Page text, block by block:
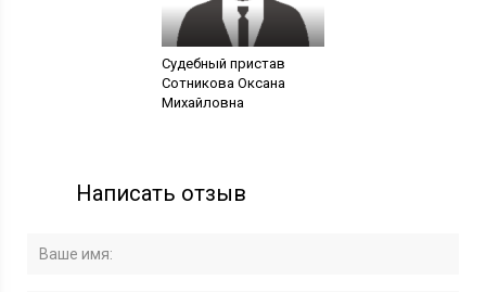
Судебный пристав
Сотникова Оксана
Михайловна
Написать отзыв